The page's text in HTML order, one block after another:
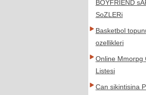
BOYFRIEND
SoZLERi
Basketbol
ozellikleri
Online Mmorpg
Listesi
Can sikintisina